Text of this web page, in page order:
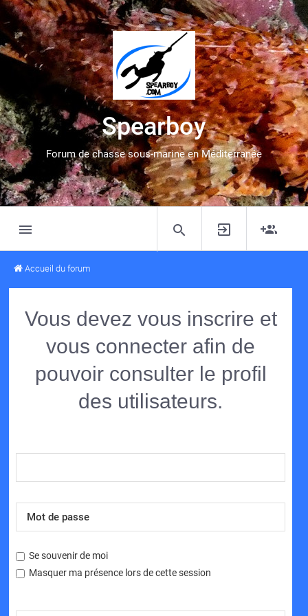
Spearboy
Forum de chasse sous-marine en Méditerranée
Accueil du forum
Vous devez vous inscrire et
vous connecter afin de
pouvoir consulter le profil
des utilisateurs.
Se souvenir de moi
Masquer ma présence lors de cette session